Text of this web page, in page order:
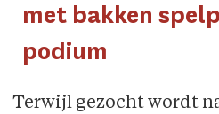
met bakken
podium
Terwijl gezocht wordt